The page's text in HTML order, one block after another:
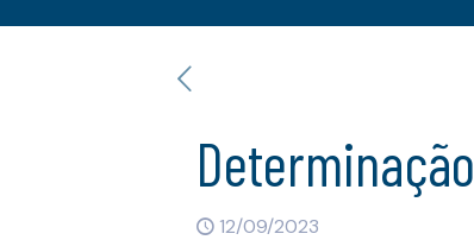
Determinação
12/09/2023